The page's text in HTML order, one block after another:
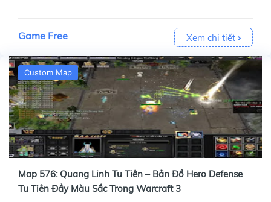
Game Free Xem chi tiết
Custom Map
Map 576: Quang Linh Tu Tiên – Bản Đồ Hero Defense
Tu Tiên Đầy Màu Sắc Trong Warcraft 3